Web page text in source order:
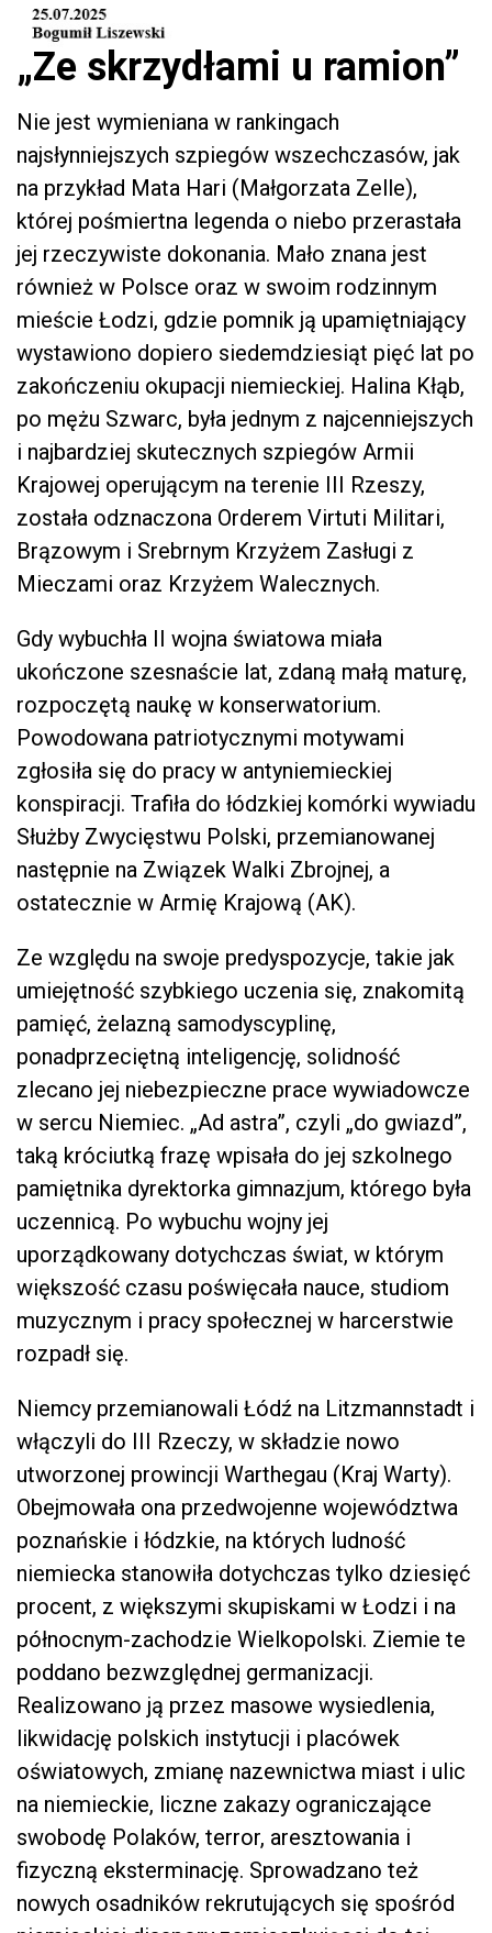
„Ze skrzydłami u ramion”
Nie jest wymieniana w rankingach
najsłynniejszych szpiegów wszechczasów, jak
na przykład Mata Hari (Małgorzata Zelle),
której pośmiertna legenda o niebo przerastała
jej rzeczywiste dokonania. Mało znana jest
również w Polsce oraz w swoim rodzinnym
mieście Łodzi, gdzie pomnik ją upamiętniający
wystawiono dopiero siedemdziesiąt pięć lat po
zakończeniu okupacji niemieckiej. Halina Kłąb,
po mężu Szwarc, była jednym z najcenniejszych
i najbardziej skutecznych szpiegów Armii
Krajowej operującym na terenie III Rzeszy,
została odznaczona Orderem Virtuti Militari,
Brązowym i Srebrnym Krzyżem Zasługi z
Mieczami oraz Krzyżem Walecznych.
Gdy wybuchła II wojna światowa miała
ukończone szesnaście lat, zdaną małą maturę,
rozpoczętą naukę w konserwatorium.
Powodowana patriotycznymi motywami
zgłosiła się do pracy w antyniemieckiej
konspiracji. Trafiła do łódzkiej komórki wywiadu
Służby Zwycięstwu Polski, przemianowanej
następnie na Związek Walki Zbrojnej, a
ostatecznie w Armię Krajową (AK).
Ze względu na swoje predyspozycje, takie jak
umiejętność szybkiego uczenia się, znakomitą
pamięć, żelazną samodyscyplinę,
ponadprzeciętną inteligencję, solidność
zlecano jej niebezpieczne prace wywiadowcze
w sercu Niemiec. „Ad astra”, czyli „do gwiazd”,
taką króciutką frazę wpisała do jej szkolnego
pamiętnika dyrektorka gimnazjum, którego była
uczennicą. Po wybuchu wojny jej
uporządkowany dotychczas świat, w którym
większość czasu poświęcała nauce, studiom
muzycznym i pracy społecznej w harcerstwie
rozpadł się.
Niemcy przemianowali Łódź na Litzmannstadt i
włączyli do III Rzeczy, w składzie nowo
utworzonej prowincji Warthegau (Kraj Warty).
Obejmowała ona przedwojenne województwa
poznańskie i łódzkie, na których ludność
niemiecka stanowiła dotychczas tylko dziesięć
procent, z większymi skupiskami w Łodzi i na
północnym-zachodzie Wielkopolski. Ziemie te
poddano bezwzględnej germanizacji.
Realizowano ją przez masowe wysiedlenia,
likwidację polskich instytucji i placówek
oświatowych, zmianę nazewnictwa miast i ulic
na niemieckie, liczne zakazy ograniczające
swobodę Polaków, terror, aresztowania i
fizyczną eksterminację. Sprowadzano też
nowych osadników rekrutujących się spośród